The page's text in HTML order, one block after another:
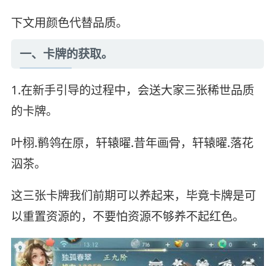
下文用颜色代替品质。
一、卡牌的获取。
1.在新手引导的过程中，会送大家三张稀世品质
的卡牌。
叶栩.鹡鸰在原，轩辕曜.昔年画骨，轩辕曜.落花
泅茶。
这三张卡牌我们前期可以养起来，毕竟卡牌是可
以重置资源的，不要怕资源不够养不起红色。